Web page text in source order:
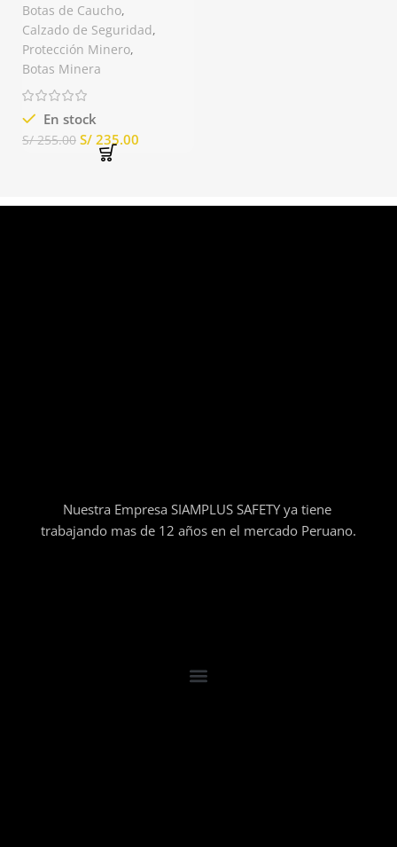
Botas de Caucho,
Calzado de Seguridad,
Protección Minero,
Botas Minera
En stock
S/255.00 S/ 235.00
Nuestra Empresa SIAMPLUS SAFETY ya tiene
trabajando mas de 12 años en el mercado Peruano.